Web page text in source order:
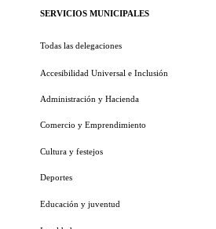
SERVICIOS MUNICIPALES
Todas las delegaciones
Accesibilidad Universal e Inclusión
Administración y Hacienda
Comercio y Emprendimiento
Cultura y festejos
Deportes
Educación y juventud